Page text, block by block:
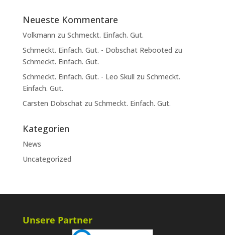
Neueste Kommentare
Volkmann zu Schmeckt. Einfach. Gut.
Schmeckt. Einfach. Gut. - Dobschat Rebooted zu
Schmeckt. Einfach. Gut.
Schmeckt. Einfach. Gut. - Leo Skull zu Schmeckt.
Einfach. Gut.
Carsten Dobschatzu Schmeckt. Einfach. Gut.
Kategorien
News
Uncategorized
Unsere Partner